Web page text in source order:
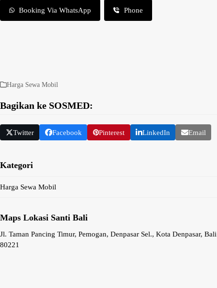
Booking Via WhatsApp Phone
Harga Sewa Mobil
Bagikan ke SOSMED:
Twitter Facebook Pinterest LinkedIn Email
Kategori
Harga Sewa Mobil
Maps Lokasi Santi Bali
Jl. Taman Pancing Timur, Pemogan, Denpasar Sel., Kota Denpasar, Bali
80221